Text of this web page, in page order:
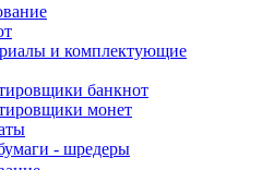
и комплектующие
банкнот
монет
- шредеры